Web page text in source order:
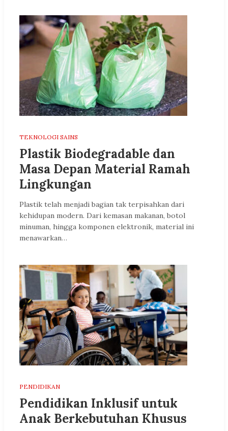
TEKNOLOGI SAINS
Plastik Biodegradable dan
Masa Depan Material Ramah
Lingkungan
Plastik telah menjadi bagian tak terpisahkan dari
kehidupan modern. Dari kemasan makanan, botol
minuman, hingga komponen elektronik, material ini
menawarkan…
PENDIDIKAN
Pendidikan Inklusif untuk
Anak Berkebutuhan Khusus